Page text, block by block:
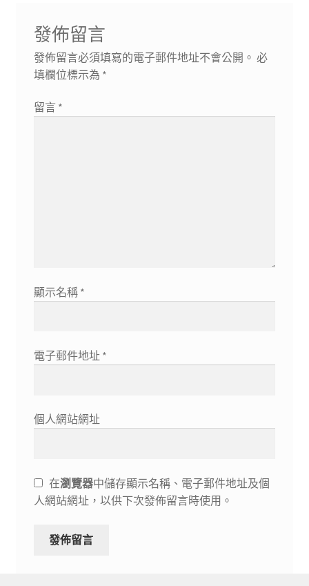
發佈留言
發佈留言必須填寫的電子郵件地址不會公開。 必
填欄位標示為 *
留言 *
顯示名稱 *
電子郵件地址 *
個人網站網址
在瀏覽器中儲存顯示名稱、電子郵件地址及個
人網站網址，以供下次發佈留言時使用。